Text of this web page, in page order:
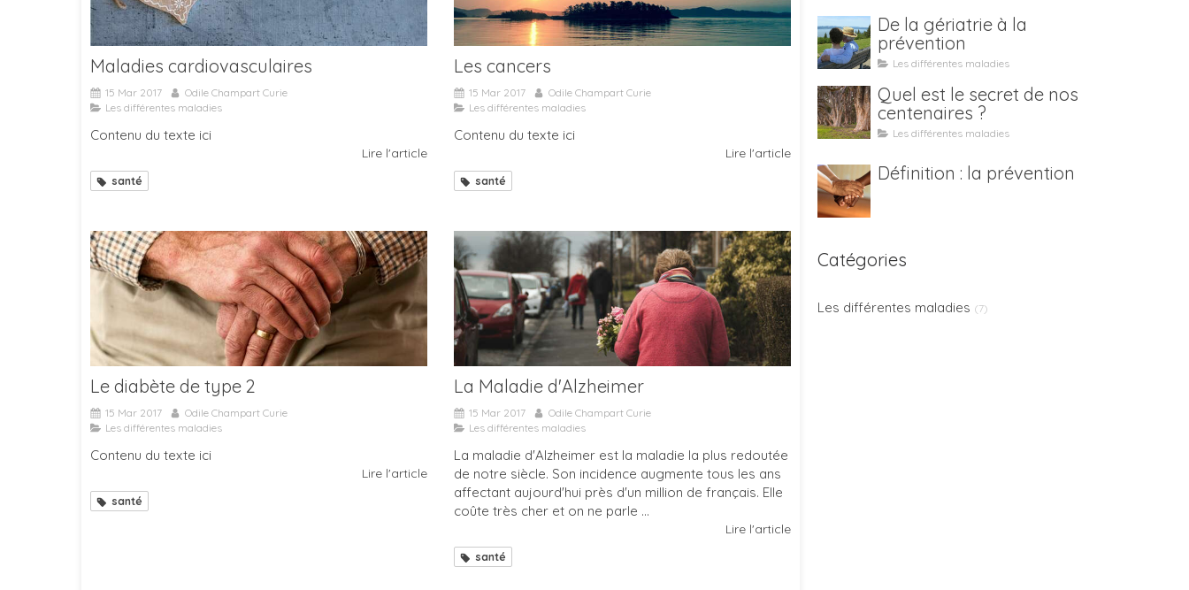
Maladies cardiovasculaires
15 Mar 2017
Odile Champart Curie
Les différentes maladies
Contenu du texte ici
Lire l'article
santé
Les cancers
15 Mar 2017
Odile Champart Curie
Les différentes maladies
Contenu du texte ici
Lire l'article
santé
Le diabète de type 2
15 Mar 2017
Odile Champart Curie
Les différentes maladies
Contenu du texte ici
Lire l'article
santé
La Maladie d'Alzheimer
15 Mar 2017
Odile Champart Curie
Les différentes maladies
La maladie d'Alzheimer est la maladie la plus redoutée
de notre siècle. Son incidence augmente tous les ans
affectant aujourd'hui près d'un million de français. Elle
coûte très cher et on ne parle ...
Lire l'article
santé
De la gériatrie à la
prévention
Les différentes maladies
Quel est le secret de nos
centenaires ?
Les différentes maladies
Définition : la prévention
Catégories
Les différentes maladies (7)